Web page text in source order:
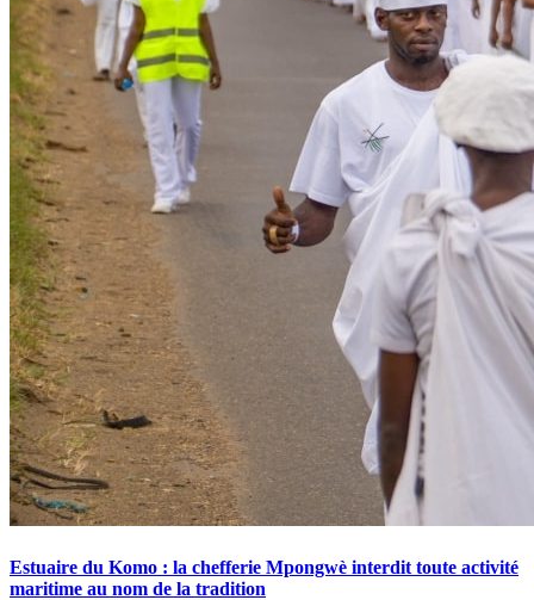
Estuaire du Komo : la chefferie Mpongwè interdit toute activité
maritime au nom de la tradition